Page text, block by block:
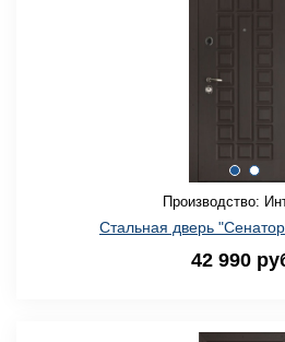
Производство:
Стальная дверь
42 990